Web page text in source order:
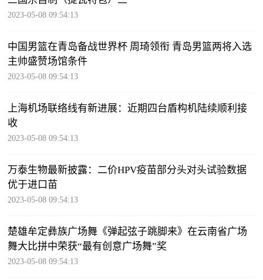
2023-05-08 09:54:13
中国男篮在青岛备战世界杯 周琦领衔 青岛男篮两将入选
主帅盛赞场馆条件
2023-05-08 09:54:13
上海机场联络线有新进展：近期四台盾构机陆续顺利接
收
2023-05-08 09:54:13
万泰生物最新披露：二价HPV疫苗部分头对头试验数据
优于进口苗
2023-05-08 09:54:13
楚雄牟定彝族广场舞《弹起弦子跳脚来》在云南省广场
舞大比拼中荣获“最有创意广场舞”奖
2023-05-08 09:54:13